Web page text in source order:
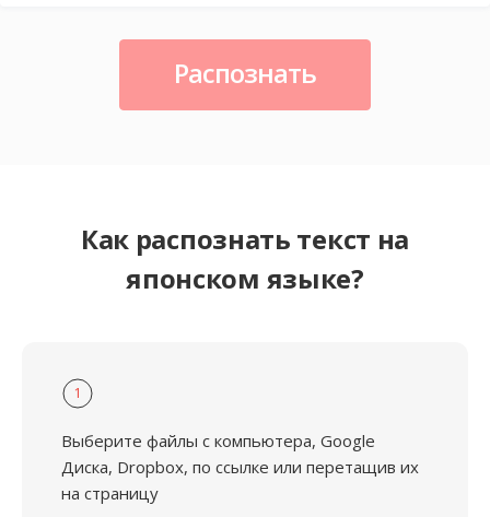
Распознать
Как распознать текст на
японском языке?
1
Выберите файлы с компьютера, Google
Диска, Dropbox, по ссылке или перетащив их
на страницу